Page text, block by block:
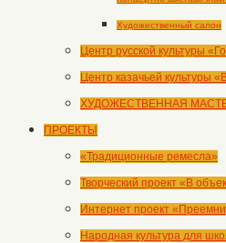
Художественный салон
Центр русской культуры
Центр казачьей культуры
ХУДОЖЕСТВЕННАЯ
ПРОЕКТЫ
«Традиционные ремесла»
Творческий проект «В
Интернет проект
Народная культура для